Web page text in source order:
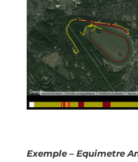
Exemple – Equimetre